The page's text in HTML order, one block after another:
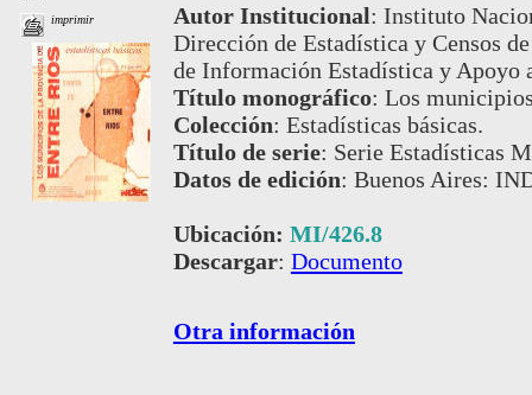
imprimir Autor Institucional: Instituto
Dirección de Estadística y Censos
de Información Estadística y
Título monográfico: Los
Colección: Estadísticas básicas.
Título de serie: Serie Estadísticas
Datos de edición: Buenos Aires:
Ubicación: MI/426.8
Descargar: Documento
Otra información